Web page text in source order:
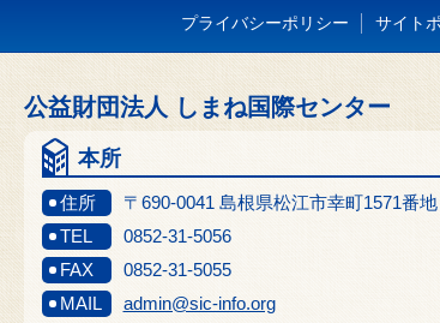
プライバシーポリシー サイト
公益財団法人 しまね国際センター
本所
住所 〒690-0041 島根県松江市幸町1571番地
TEL
0852-31-5056
FAX
0852-31-5055
MAIL
admin@sic-info.org